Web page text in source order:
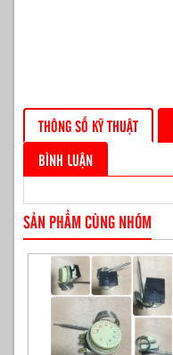
THÔNG SỐ KỸ THUẬT
BÌNH LUẬN
SẢN PHẨM CÙNG NHÓM